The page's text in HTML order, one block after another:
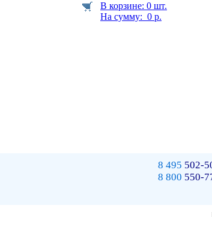
В корзине: 0 шт.
На сумму: 0 р.
8 495 502-
8 800 550-